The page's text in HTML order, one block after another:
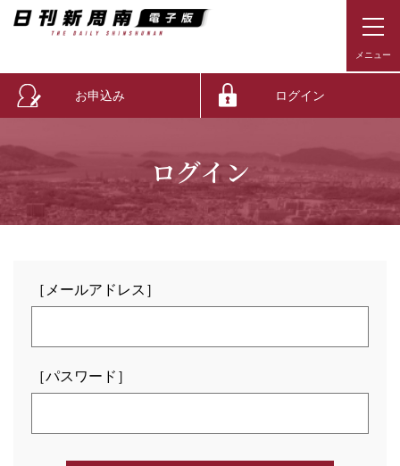
お申込み ログイン
ログイン
［メールアドレス］
［パスワード］